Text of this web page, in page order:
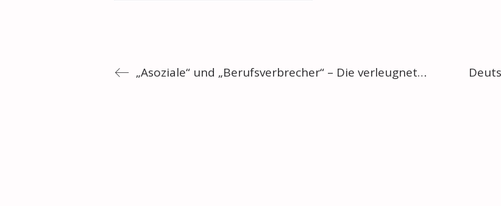
„Asoziale“ und „Berufsverbrecher“ – Die verleugneten Nazi-Opfer – Ein Beitrag vom SWR